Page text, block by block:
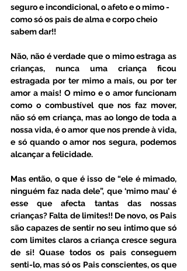
seguro e incondicional, o afeto e o mimo -
como só os pais de alma e corpo cheio
sabem dar!!
Não, não é verdade que o mimo estraga as
crianças, nunca uma criança ficou
estragada por ter mimo a mais, ou por ter
amor a mais! O mimo e o amor funcionam
como o combustível que nos faz mover,
não só em criança, mas ao longo de toda a
nossa vida, é o amor que nos prende à vida,
e só quando o amor nos segura, podemos
alcançar a felicidade.
Mas então, o que é isso de “ele é mimado,
ninguém faz nada dele”, que ‘mimo mau’ é
esse que afecta tantas das nossas
crianças? Falta de limites!! De novo, os Pais
são capazes de sentir no seu intimo que só
com limites claros a criança cresce segura
de si! Quase todos os pais conseguem
senti-lo, mas só os Pais conscientes, os que